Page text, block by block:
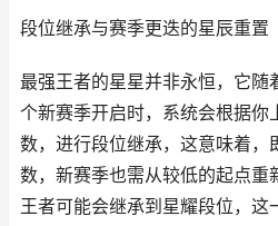
段位继承与赛季更迭的星辰重置
最强王者的星星并非永恒，它随
个新赛季开启时，系统会根据你
数，进行段位继承，这意味着，
数，新赛季也需从较低的起点重
王者可能会继承到星耀段位，这